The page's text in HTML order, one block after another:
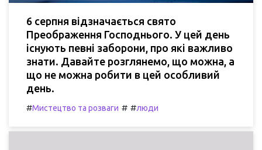
6 серпня відзначається свято
Преображення Господнього. У цей день
існують певні заборони, про які важливо
знати. Давайте розглянемо, що можна, а
що не можна робити в цей особливий
день.
#Мистецтво та розваги # #люди